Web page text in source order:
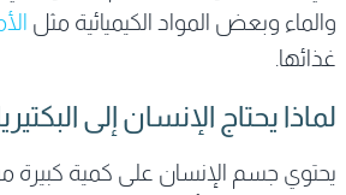
والماء وبعض المواد الكيميائية مثل
غذائها.
لماذا يحتاج الإنسان إلى
يحتوي جسم الإنسان على كمية كبيرة من